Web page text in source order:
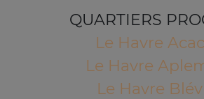
QUARTIERS
Le Havre
Le Havre
Le Havre